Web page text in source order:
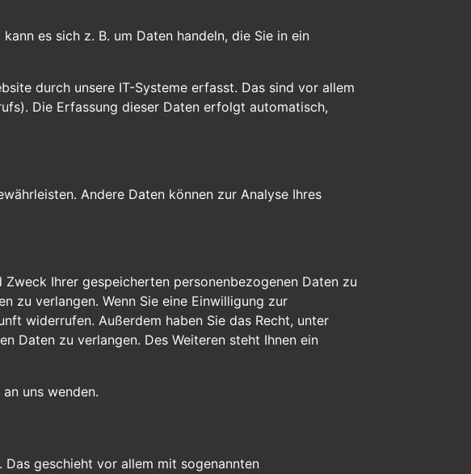
es sich z. B. um Daten handeln, die Sie in ein
durch unsere IT-Systeme erfasst. Das sind vor allem
Die Erfassung dieser Daten erfolgt automatisch,
Andere Daten können zur Analyse Ihres
Ihrer gespeicherten personenbezogenen Daten zu
zu verlangen. Wenn Sie eine Einwilligung zur
widerrufen. Außerdem haben Sie das Recht, unter
Daten zu verlangen. Des Weiteren steht Ihnen ein
uns wenden.
geschieht vor allem mit sogenannten